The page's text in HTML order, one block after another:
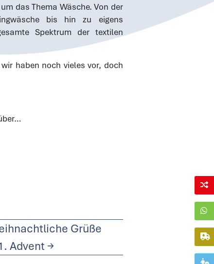
das Thema Wäsche. Von der
bis hin zu eigens
Spektrum der textilen
haben noch vieles vor, doch
Grüße
Advent →